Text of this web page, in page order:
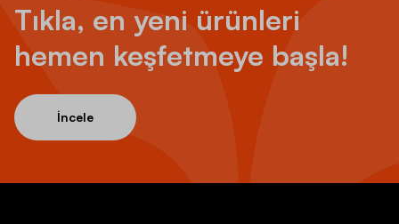
Tıkla, en yeni ürünleri
hemen keşfetmeye başla!
İncele